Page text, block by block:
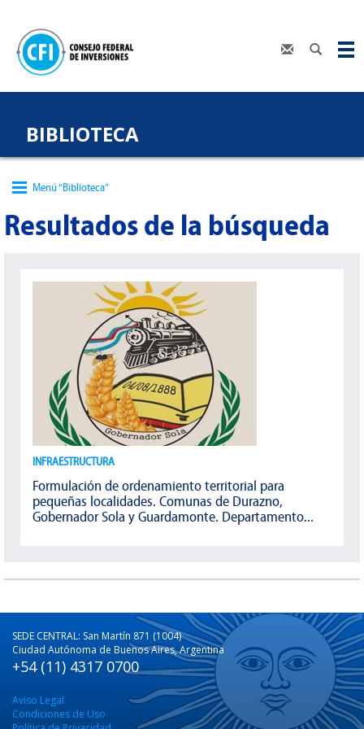
BIBLIOTECA
Menú “Biblioteca”
Resultados de la búsqueda
INFRAESTRUCTURA
Formulación de ordenamiento territorial para
pequeñas localidades. Comunas de Durazno,
Gobernador Sola y Guardamonte. Departamento...
SEDE CENTRAL: San Martín 871 (1004)
Ciudad Autónoma de Buenos Aires, Argentina
+54 (11) 4317 0700
Aviso Legal
Condiciones de Uso